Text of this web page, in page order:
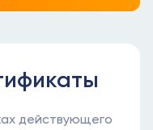
действующего